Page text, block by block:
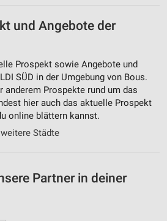
und Angebote der
Prospekt sowie Angebote und
SÜD in der Umgebung von Bous.
anderem Prospekte rund um das
hier auch das aktuelle Prospekt
online blättern kannst.
Städte
Partner in deiner